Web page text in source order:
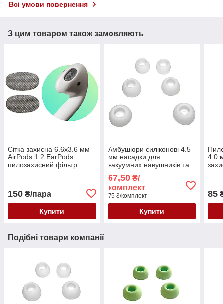
Всі умови повернення
З цим товаром також замовляють
Сітка захисна 6.6x3.6 мм
AirPods 1 2 EarPods
пилозахисний фільтр
150 ₴/пара
Купити
Амбушюри силіконові 4.5
мм насадки для
вакуумних навушників та
S/M/L білі
67,50₴/
комплект
75 ₴/комплект
Купити
4.0
85
Подібні товари компанії